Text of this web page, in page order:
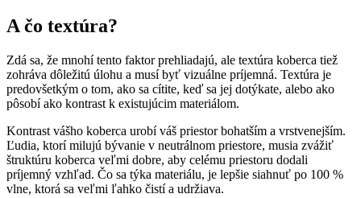
A čo textúra?
Zdá sa, že mnohí tento faktor prehliadajú, ale textúra koberca tiež
zohráva dôležitú úlohu a musí byť vizuálne príjemná. Textúra je
predovšetkým o tom, ako sa cítite, keď sa jej dotýkate, alebo ako
pôsobí ako kontrast k existujúcim materiálom.
Kontrast vášho koberca urobí váš priestor bohatším a vrstvenejším.
Ľudia, ktorí milujú bývanie v neutrálnom priestore, musia zvážiť
štruktúru koberca veľmi dobre, aby celému priestoru dodali
príjemný vzhľad. Čo sa týka materiálu, je lepšie siahnuť po 100 %
vlne, ktorá sa veľmi ľahko čistí a udržiava.